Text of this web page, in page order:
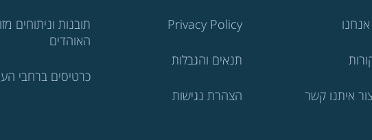
אנחנו
איתנו קשר
Privacy Policy
תנאים והגבלות
הצהרת נגישות
תובנות וניתוחים
האוהדים
כרטיסים ברחבי